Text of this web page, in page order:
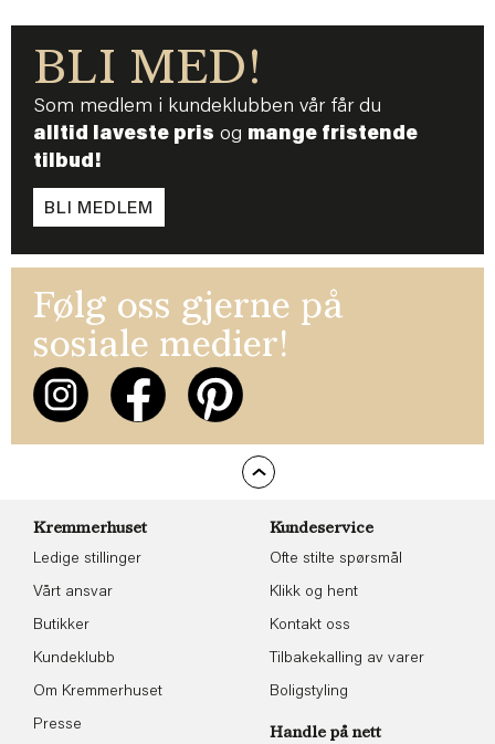
BLI MED!
Som medlem i kundeklubben vår får du
alltid laveste pris og mange fristende
tilbud!
BLI MEDLEM
Følg oss gjerne på
sosiale medier!
Kremmerhuset
Ledige stillinger
Vårt ansvar
Butikker
Kundeklubb
Om Kremmerhuset
Presse
Kundeservice
Ofte stilte spørsmål
Klikk og hent
Kontakt oss
Tilbakekalling av varer
Boligstyling
Handle på nett